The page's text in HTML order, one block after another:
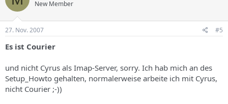
New Member
27. Nov. 2007 #5
Es ist Courier
und nicht Cyrus als Imap-Server, sorry. Ich hab mich an des
Setup_Howto gehalten, normalerweise arbeite ich mit Cyrus,
nicht Courier ;-))